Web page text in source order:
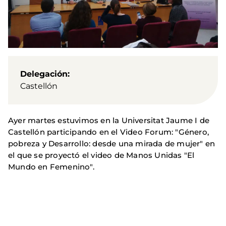
Delegación
Castellón
Ayer martes estuvimos en la Universitat Jaume I de
Castellón participando en el Video Forum: "Género,
pobreza y Desarrollo: desde una mirada de mujer" en
el que se proyectó el video de Manos Unidas "El
Mundo en Femenino".